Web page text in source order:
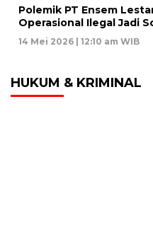
Polemik PT Ensem
Operasional Ilegal Jadi
14 Mei 2026 | 12:10 am WIB
HUKUM & KRIMINAL